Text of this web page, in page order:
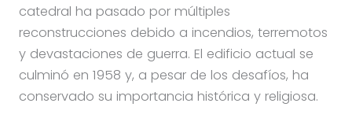
catedral ha pasado por múltiples
reconstrucciones debido a incendios, terremotos
y devastaciones de guerra. El edificio actual se
culminó en 1958 y, a pesar de los desafíos, ha
conservado su importancia histórica y religiosa.